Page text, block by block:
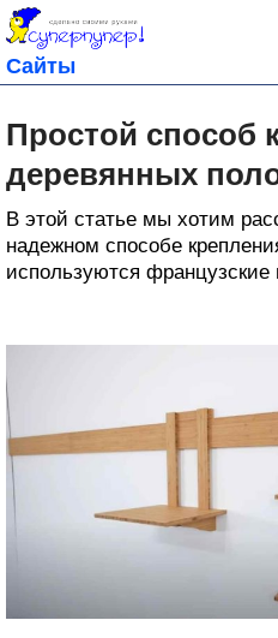
Сайты
Простой способ
деревянных
В этой статье мы хотим
надежном способе
используются французские